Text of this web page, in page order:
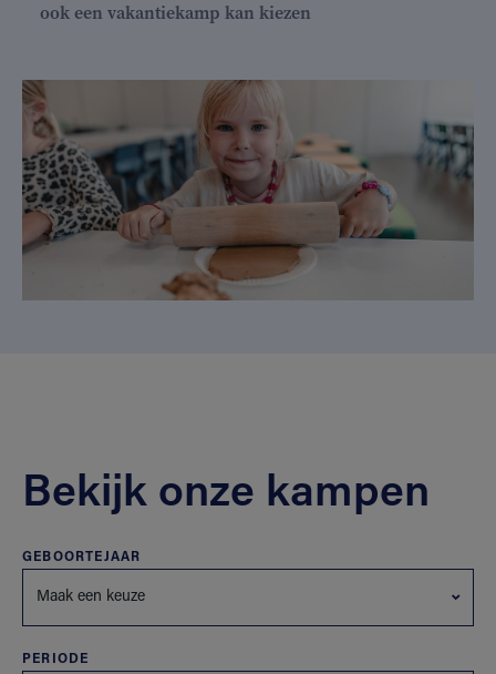
ook een vakantiekamp kan kiezen
Bekijk onze kampen
GEBOORTEJAAR
Maak een keuze
PERIODE